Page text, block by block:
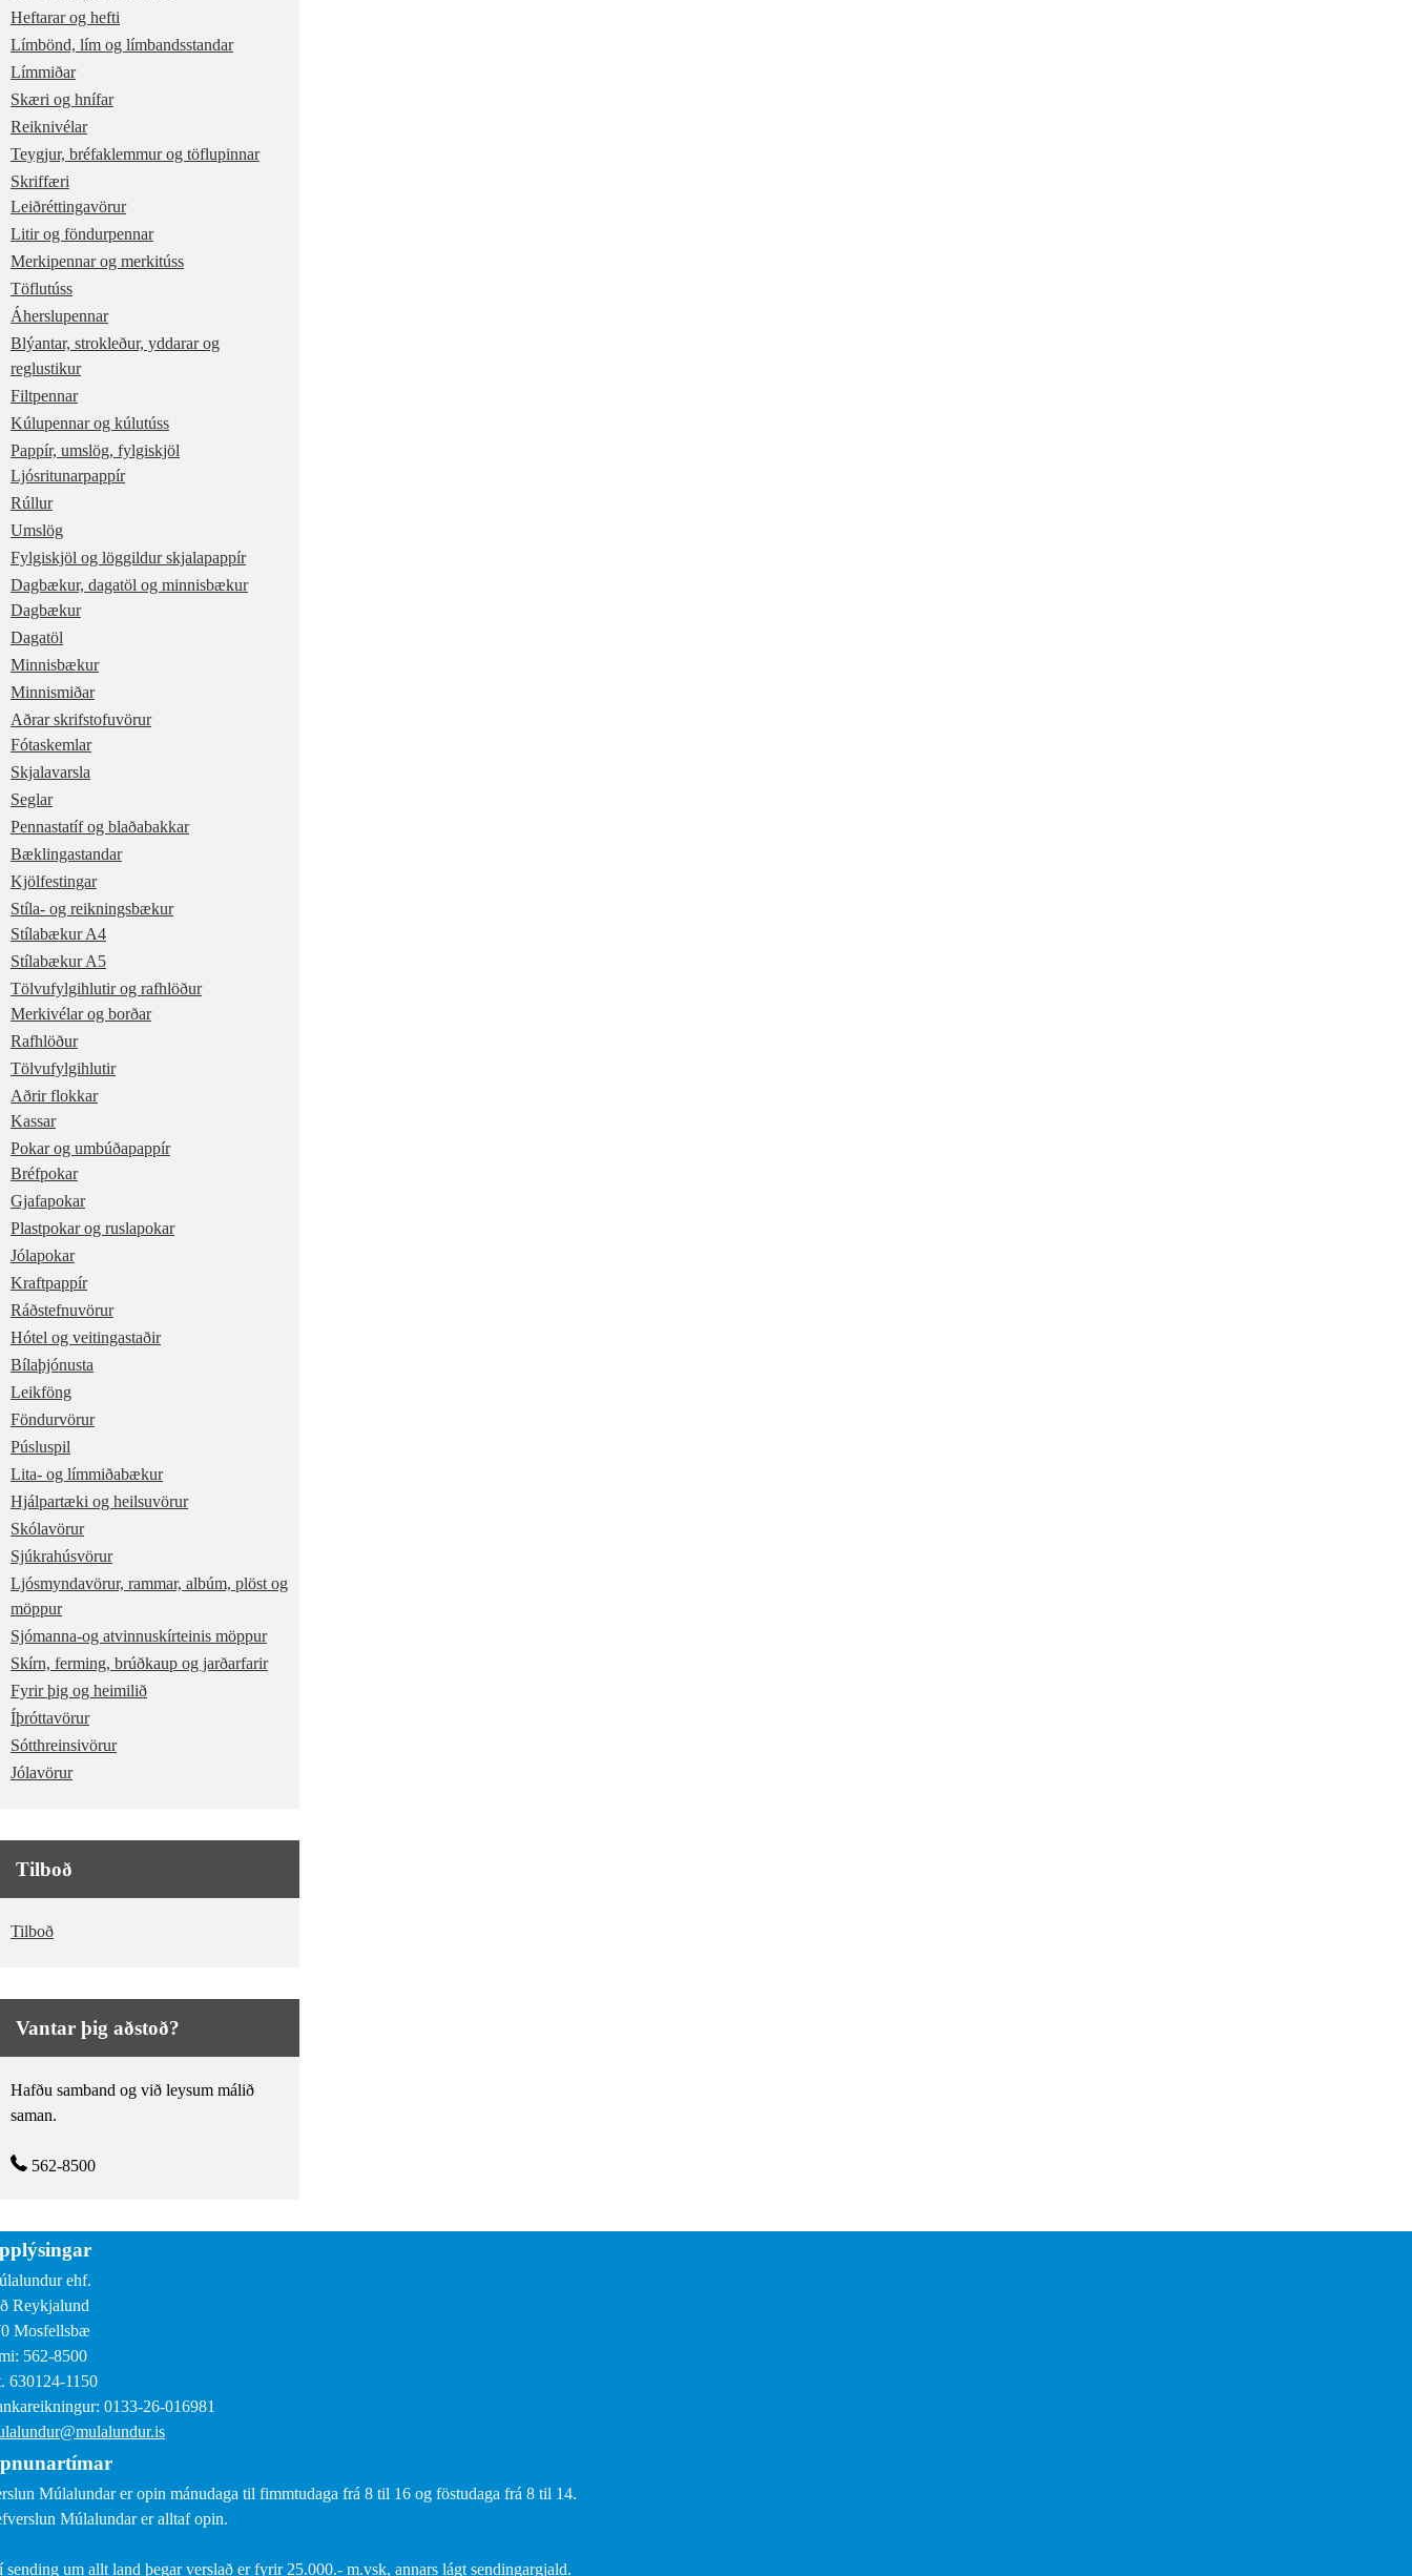
Heftarar og hefti
Límbönd, lím og límbandsstandar
Límmiðar
Skæri og hnífar
Reiknivélar
Teygjur, bréfaklemmur og töflupinnar
Skriffæri
Leiðréttingavörur
Litir og föndurpennar
Merkipennar og merkitúss
Töflutúss
Áherslupennar
Blýantar, strokleður, yddarar og
reglustikur
Filtpennar
Kúlupennar og kúlutúss
Pappír, umslög, fylgiskjöl
Ljósritunarpappír
Rúllur
Umslög
Fylgiskjöl og löggildur skjalapappír
Dagbækur, dagatöl og minnisbækur
Dagbækur
Dagatöl
Minnisbækur
Minnismiðar
Aðrar skrifstofuvörur
Fótaskemlar
Skjalavarsla
Seglar
Pennastatíf og blaðabakkar
Bæklingastandar
Kjölfestingar
Stíla- og reikningsbækur
Stílabækur A4
Stílabækur A5
Tölvufylgihlutir og rafhlöður
Merkivélar og borðar
Rafhlöður
Tölvufylgihlutir
Aðrir flokkar
Kassar
Pokar og umbúðapappír
Bréfpokar
Gjafapokar
Plastpokar og ruslapokar
Jólapokar
Kraftpappír
Ráðstefnuvörur
Hótel og veitingastaðir
Bílaþjónusta
Leikföng
Föndurvörur
Púsluspil
Lita- og límmiðabækur
Hjálpartæki og heilsuvörur
Skólavörur
Sjúkrahúsvörur
Ljósmyndavörur, rammar, albúm, plöst og
möppur
Sjómanna-og atvinnuskírteinis möppur
Skírn, ferming, brúðkaup og jarðarfarir
Fyrir þig og heimilið
Íþróttavörur
Sótthreinsivörur
Jólavörur
Tilboð
Tilboð
Vantar þig aðstoð?
Hafðu samband og við leysum málið
saman.
562-8500
ehf.
Reykjalund
Mosfellsbæ
562-8500
630124-1150
0133-26-016981
Múlalundar er opin mánudaga til fimmtudaga frá 8 til 16 og föstudaga frá 8 til 14.
Múlalundar er alltaf opin.
sending um allt land þegar verslað er fyrir 25.000.- m.vsk, annars lágt sendingargjald.